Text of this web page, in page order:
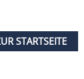
STARTSEITE